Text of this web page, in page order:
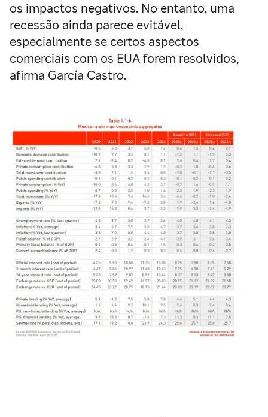
os impactos negativos. No entanto, uma
recessão ainda parece evitável,
especialmente se certos aspectos
comerciais com os EUA forem resolvidos,
afirma García Castro.